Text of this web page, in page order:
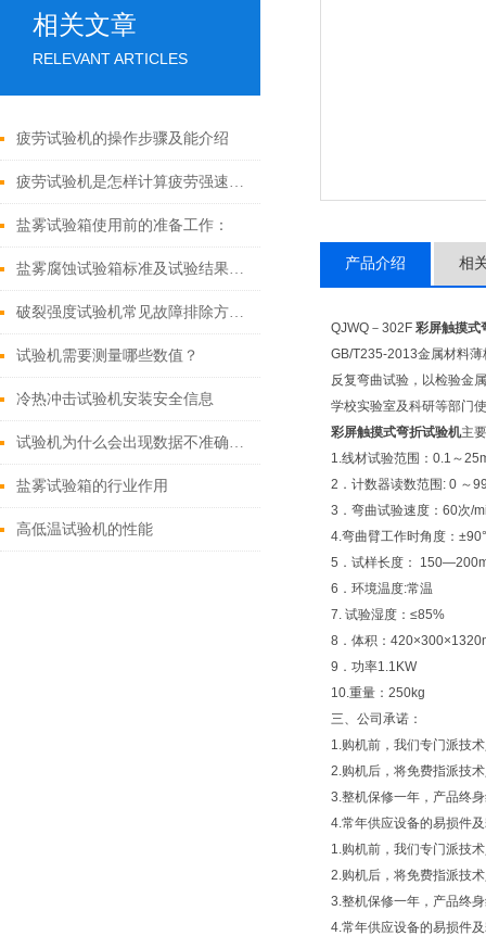
相关文章
RELEVANT ARTICLES
疲劳试验机的操作步骤及能介绍
疲劳试验机是怎样计算疲劳强速的呢
盐雾试验箱使用前的准备工作：
盐雾腐蚀试验箱标准及试验结果如何判定
破裂强度试验机常见故障排除方法：
试验机需要测量哪些数值？
冷热冲击试验机安装安全信息
试验机为什么会出现数据不准确的问题
盐雾试验箱的行业作用
高低温试验机的性能
产品介绍 相
QJWQ－302F 彩屏触摸式
GB/T235-2013金属材料
反复弯曲试验，以检验金
学校实验室及科研等部门
彩屏触摸式弯折试验机主
1.线材试验范围：0.1～
2．计数器读数范围: 0 ～
3．弯曲试验速度：60次/
4.弯曲臂工作时角度：±90°
5．试样长度：
6．环境温度:常温
7. 试验湿度：≤85%
8．体积：
9．功率1.1KW
10.重量：250kg
三、公司承诺：
1.购机前，我们专门派技
2.购机后，将免费指派技
3.整机保修一年，产品终
4.常年供应设备的易损件
1.购机前，我们专门派技
2.购机后，将免费指派技
3.整机保修一年，产品终
4.常年供应设备的易损件